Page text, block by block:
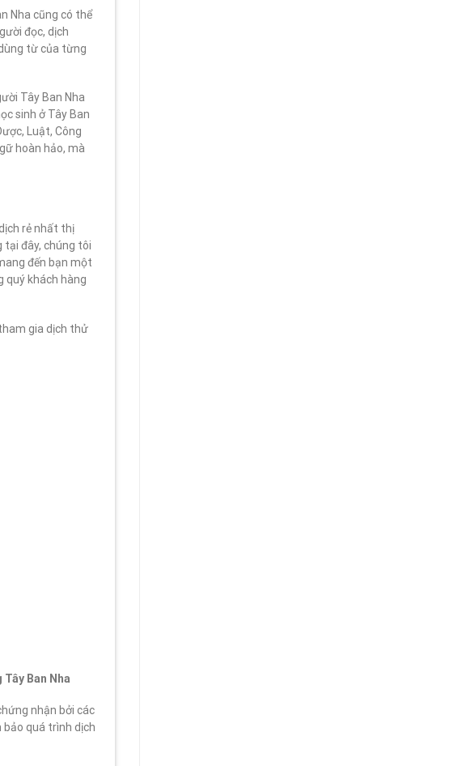
Nha cũng có thể
đọc, dịch
từ của từng
Tây Ban Nha
sinh ở Tây Ban
Luật, Công
hoàn hảo, mà
rẻ nhất thị
tại đây, chúng tôi
đến bạn một
quý khách hàng
gia dịch thử
Ban Nha
nhận bởi các
quá trình dịch